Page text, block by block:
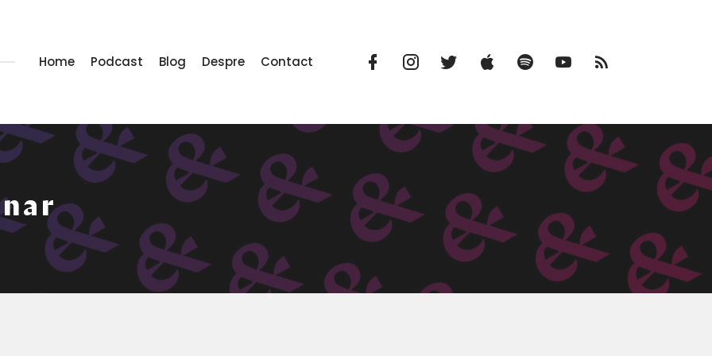
Home Podcast Blog Despre Contact Facebook
Profile
Instagram
Twitter iTunes Spotify Youtube